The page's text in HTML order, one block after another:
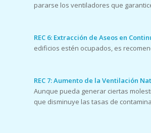
pararse los ventiladores que
REC 6: Extracción de Aseos en
edificios estén ocupados, es
REC 7: Aumento de la Ventilación
Aunque pueda generar ciertas
que disminuye las tasas de